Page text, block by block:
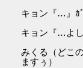
キョン『…』ｶ
キョン『…よ
みくる（どこ
ますぅ）